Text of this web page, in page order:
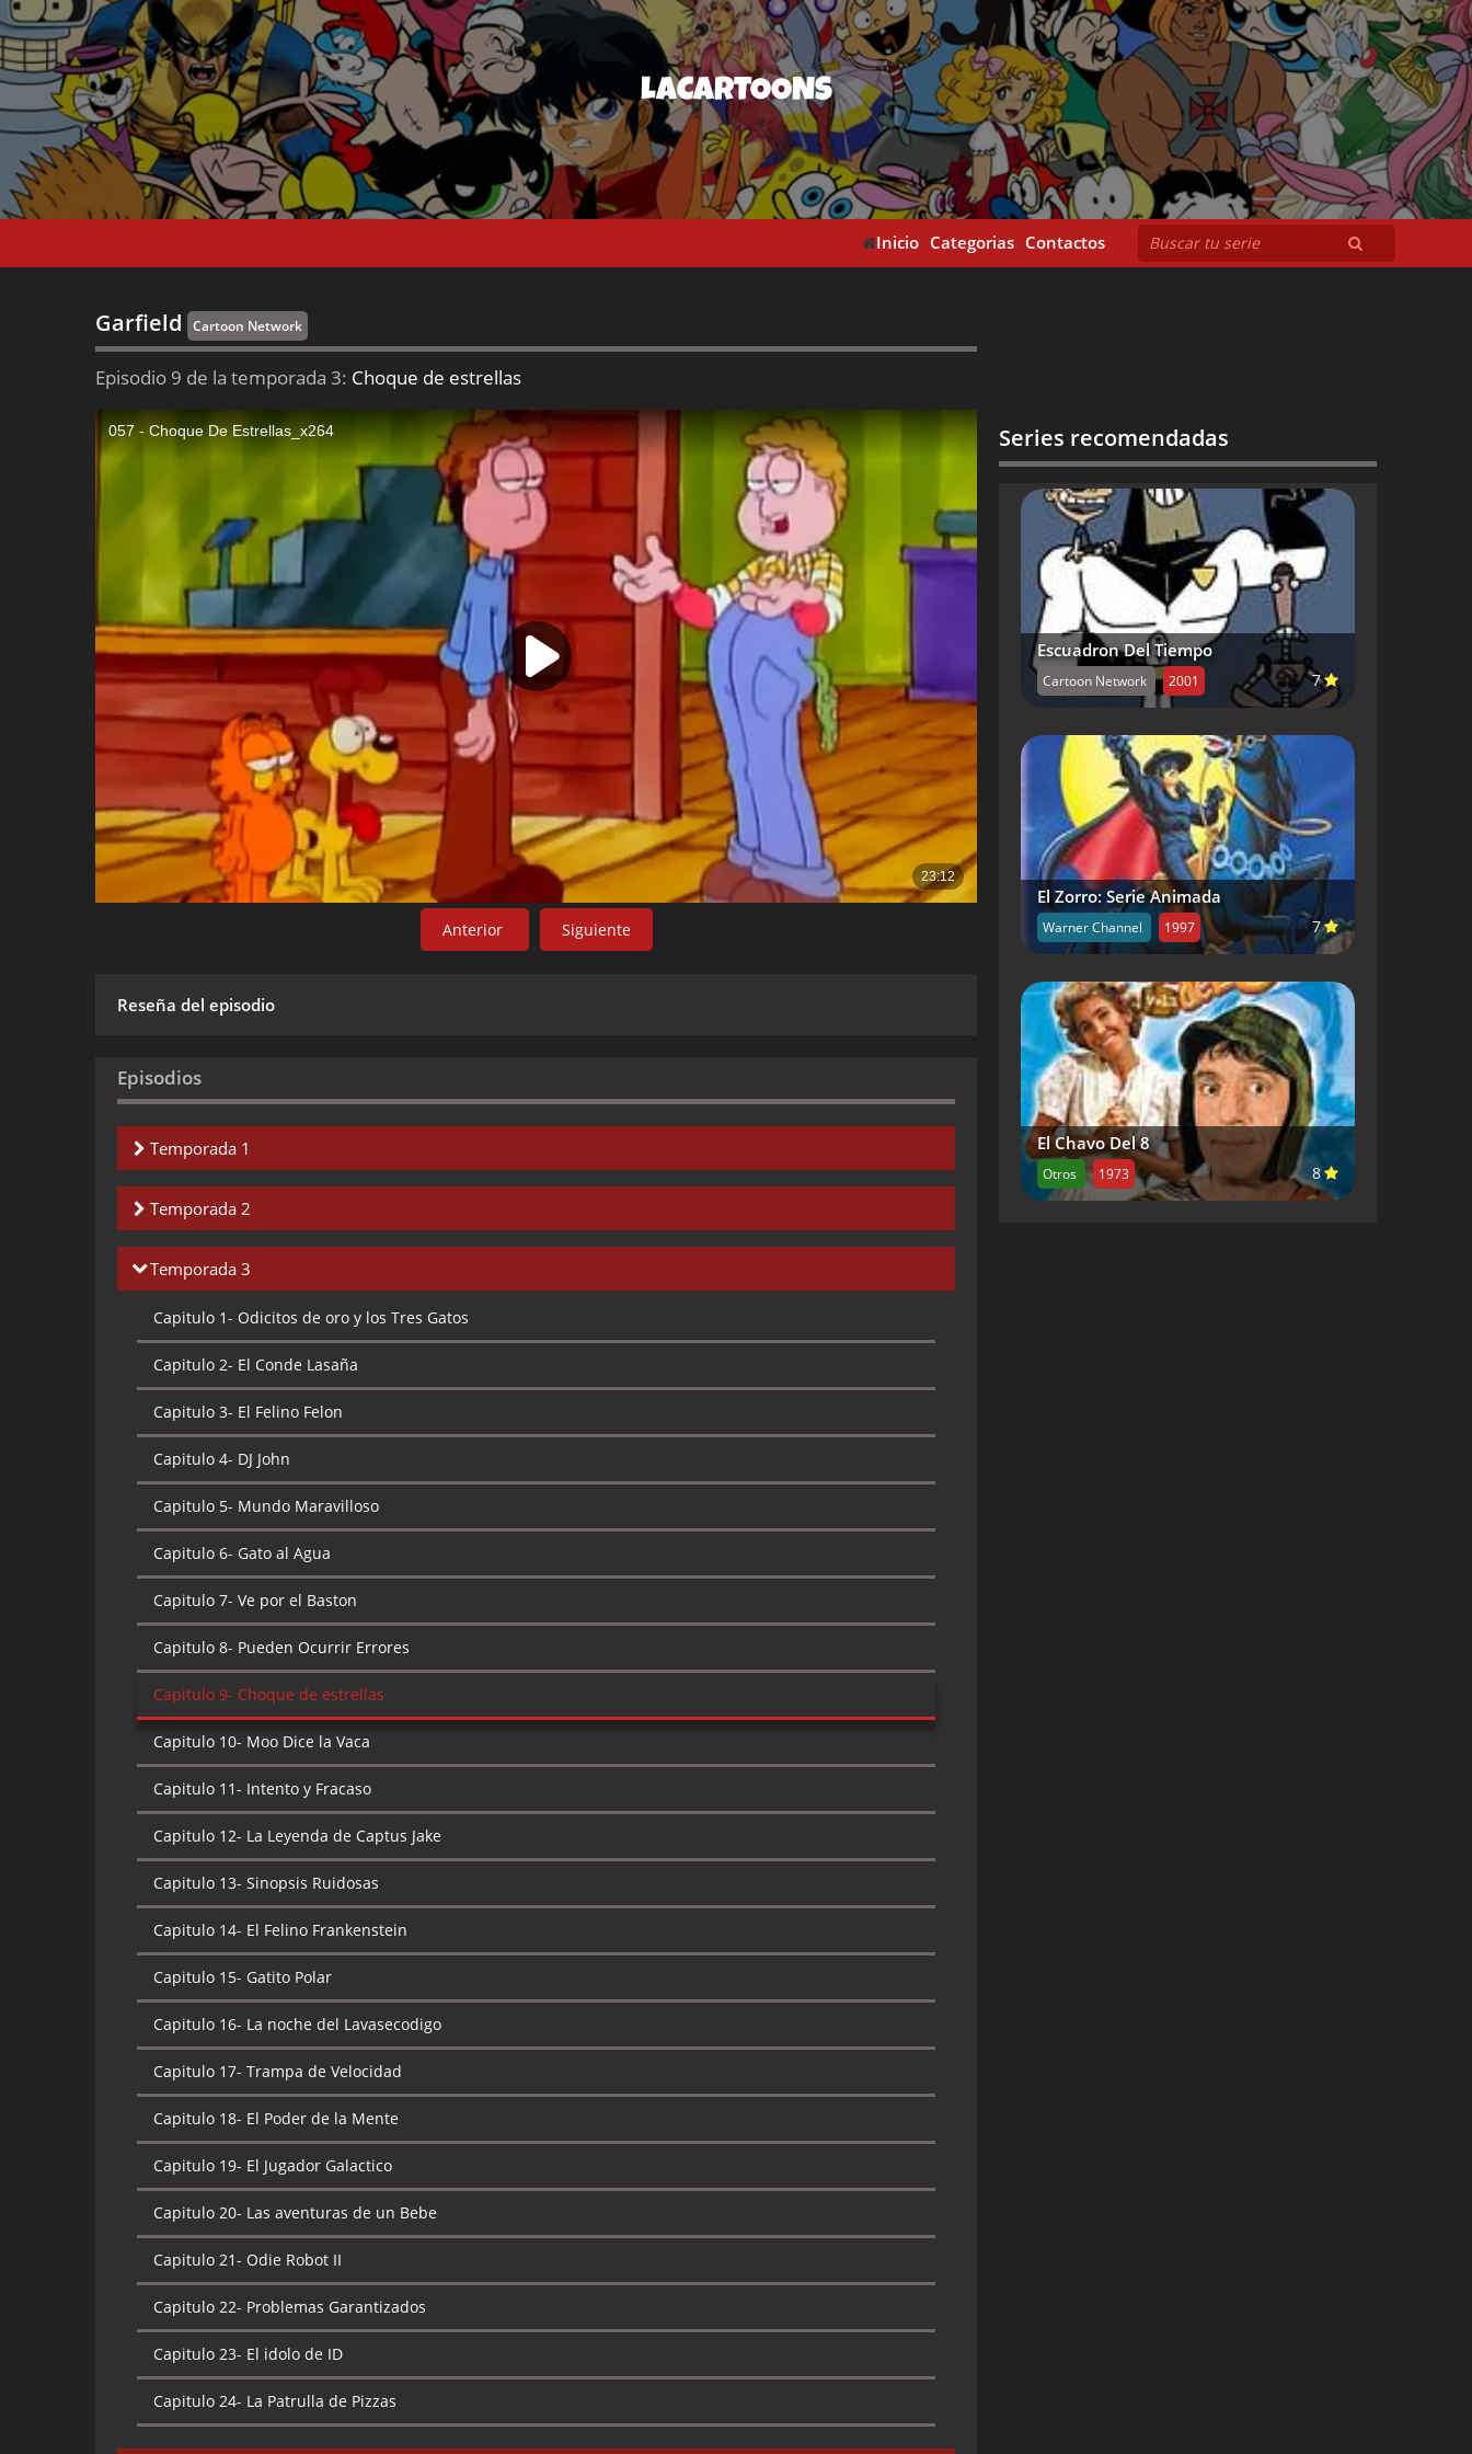
LACARTOONS
Inicio Categorias Contactos
Garfield Cartoon Network
Episodio 9 de la temporada 3: Choque de estrellas
Anterior Siguiente
Reseña del episodio
Episodios
Temporada 1
Capitulo 1-
Capitulo 2-Caja de fantasia
Capitulo 3-Gato de fantasia
Capitulo 4-Sobrepeso
Capitulo 5-Se cambia de casa
Capitulo 6-Crisis de identidad
Capitulo 7-Fiebre en la cabaña
Capitulo 8-Noche de pesadilla
Capitulo 9-El show de Binky
Capitulo 10-Perrito magico
Capitulo 11-El mejor de todos
Capitulo 12-La Capa Vengadora
Capitulo 13-No te olvides de mi
Capitulo 14-Invitado de piedra
Capitulo 15-Rip Van Kitty
Capitulo 16-El gran escape
Capitulo 17-El monstruo de barro
Capitulo 18-Del helecho al techo
Capitulo 19-La leyenda del lago
Capitulo 20-Binky queda despedida
Capitulo 21-La dimension Lasaña
Capitulo 22-Los pro y los contra
Capitulo 23-El rancho de la mofeta
Capitulo 24-Plato fuerte
Temporada 2
Capitulo 1-
Temporada 3
Capitulo 1- Odicitos de oro y los Tres Gatos
Capitulo 2- El Conde Lasaña
Capitulo 3- El Felino Felon
Capitulo 4- DJ John
Capitulo 5- Mundo Maravilloso
Capitulo 6- Gato al Agua
Capitulo 7- Ve por el Baston
Capitulo 8- Pueden Ocurrir Errores
Capitulo 9- Choque de estrellas
Capitulo 10- Moo Dice la Vaca
Capitulo 11- Intento y Fracaso
Capitulo 12- La Leyenda de Captus Jake
Capitulo 13- Sinopsis Ruidosas
Capitulo 14- El Felino Frankenstein
Capitulo 15- Gatito Polar
Capitulo 16- La noche del Lavasecodigo
Capitulo 17- Trampa de Velocidad
Capitulo 18- El Poder de la Mente
Capitulo 19- El Jugador Galactico
Capitulo 20- Las aventuras de un Bebe
Capitulo 21- Odie Robot II
Capitulo 22- Problemas Garantizados
Capitulo 23- El idolo de ID
Capitulo 24- La Patrulla de Pizzas
Series recomendadas
Escuadron Del Tiempo
Cartoon Network 2001 7
El Zorro: Serie Animada
Warner Channel 1997 7
El Chavo Del 8
Otros 1973 8